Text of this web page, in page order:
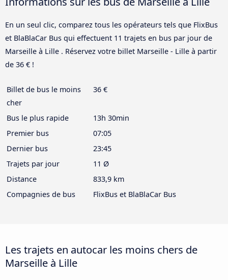
En un seul clic, comparez tous les opérateurs tels que FlixBus
et BlaBlaCar Bus qui effectuent 11 trajets en bus par jour de
Marseille à Lille . Réservez votre billet Marseille - Lille à partir
de 36 € !
Billet de bus le moins
cher
36 €
Bus le plus rapide
13h 30min
Premier bus
07:05
Dernier bus
23:45
Trajets par jour
11 Ø
Distance
833,9 km
Compagnies de bus
FlixBus et BlaBlaCar Bus
Les trajets en autocar les moins chers de
Marseille à Lille